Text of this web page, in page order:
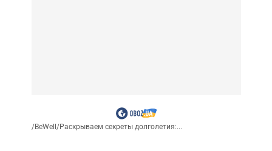
/BeWell/Раскрываем секреты долголетия:...